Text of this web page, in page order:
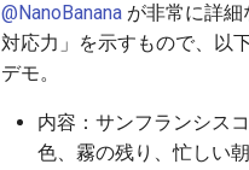
@NanoBanana が非常に詳細
対応力」を示すもので、以
デモ。
内容：サンフランシス
色、霧の残り、忙しい朝